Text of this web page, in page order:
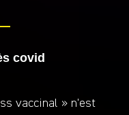
covid
vaccinal » n’est